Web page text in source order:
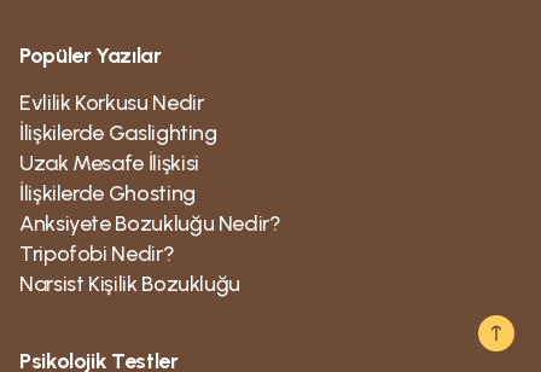
Popüler Yazılar
Evlilik Korkusu Nedir
İlişkilerde Gaslighting
Uzak Mesafe İlişkisi
İlişkilerde Ghosting
Anksiyete Bozukluğu Nedir?
Tripofobi Nedir?
Narsist Kişilik Bozukluğu
Psikolojik Testler